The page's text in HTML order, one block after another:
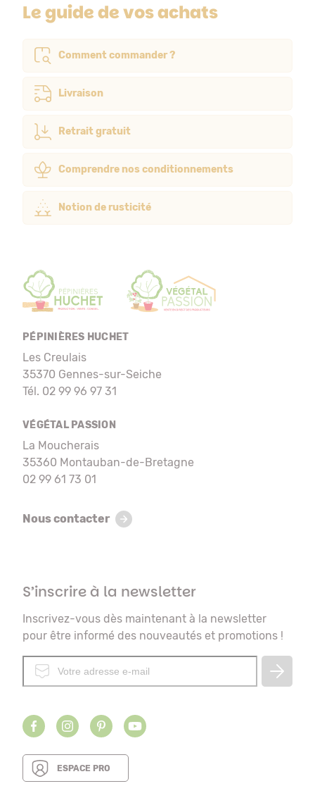
Le guide de vos achats
Comment commander ?
Livraison
Retrait gratuit
Comprendre nos conditionnements
Notion de rusticité
PÉPINIÈRES HUCHET
Les Creulais
35370 Gennes-sur-Seiche
Tél. 02 99 96 97 31
VÉGÉTAL PASSION
La Moucherais
35360 Montauban-de-Bretagne
02 99 61 73 01
Nous contacter
S’inscrire à la newsletter
Inscrivez-vous dès maintenant à la newsletter
pour être informé des nouveautés et promotions !
ESPACE PRO